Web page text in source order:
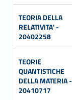
TEORIA DELLA
RELATIVITA' -
20402258
TEORIE
QUANTISTICHE
DELLA MATERIA -
20410717